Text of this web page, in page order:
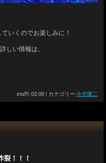
いくのでお楽しみに！
しい情報は、
staff| 02:00 | カテゴリー:今市隆二
裂！！！